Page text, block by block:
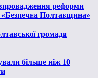
реформи
«Безпечна Полтавщина»
громади
більше ніж 10